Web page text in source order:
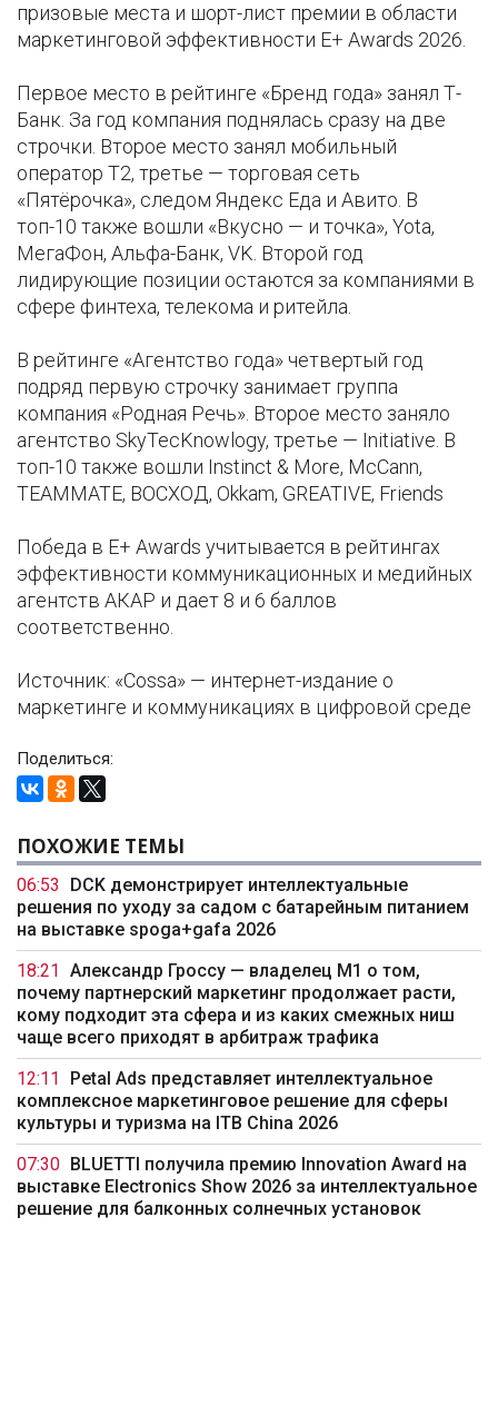
призовые места и шорт-лист премии в области
маркетинговой эффективности E+ Awards 2026.
Первое место в рейтинге «Бренд года» занял Т-
Банк. За год компания поднялась сразу на две
строчки. Второе место занял мобильный
оператор Т2, третье — торговая сеть
«Пятёрочка», следом Яндекс Еда и Авито. В
топ-10 также вошли «Вкусно — и точка», Yota,
МегаФон, Альфа-Банк, VK. Второй год
лидирующие позиции остаются за компаниями в
сфере финтеха, телекома и ритейла.
В рейтинге «Агентство года» четвертый год
подряд первую строчку занимает группа
компания «Родная Речь». Второе место заняло
агентство SkyTecKnowlogy, третье — Initiative. В
топ-10 также вошли Instinct & More, McCann,
TEAMMATE, ВОСХОД, Okkam, GREATIVE, Friends
Победа в E+ Awards учитывается в рейтингах
эффективности коммуникационных и медийных
агентств АКАР и дает 8 и 6 баллов
соответственно.
Источник: «Cossa» — интернет-издание о
маркетинге и коммуникациях в цифровой среде
Поделиться:
ПОХОЖИЕ ТЕМЫ
06:53
DCK демонстрирует интеллектуальные
решения по уходу за садом с батарейным питанием
на выставке spoga+gafa 2026
18:21
Александр Гроссу — владелец M1 о том,
почему партнерский маркетинг продолжает расти,
кому подходит эта сфера и из каких смежных ниш
чаще всего приходят в арбитраж трафика
12:11
Petal Ads представляет интеллектуальное
комплексное маркетинговое решение для сферы
культуры и туризма на ITB China 2026
07:30
BLUETTI получила премию Innovation Award на
выставке Electronics Show 2026 за интеллектуальное
решение для балконных солнечных установок